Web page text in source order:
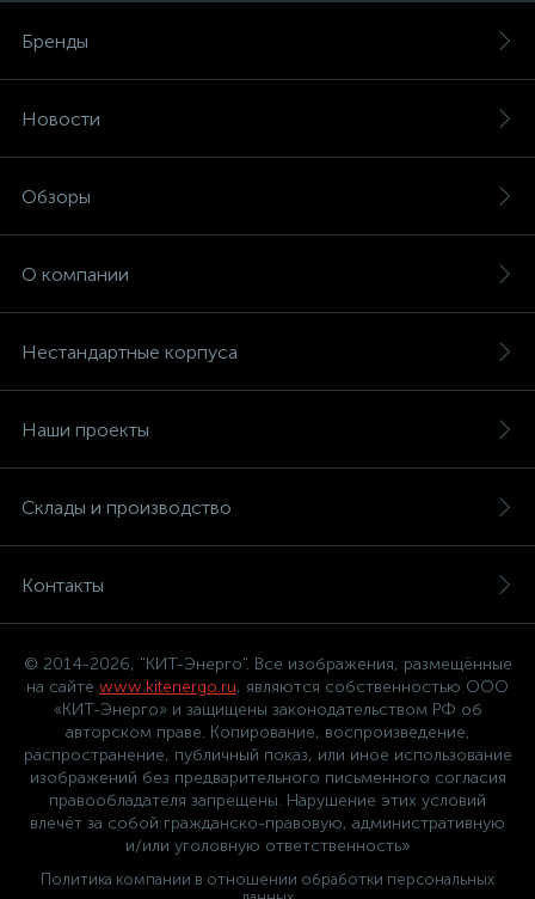
Бренды
Новости
Обзоры
О компании
Нестандартные корпуса
Наши проекты
Склады и производство
Контакты
© 2014-2026, "КИТ-Энерго". Все изображения, размещённые
на сайте www.kitenergo.ru, являются собственностью ООО
«КИТ-Энерго» и защищены законодательством РФ об
авторском праве. Копирование, воспроизведение,
распространение, публичный показ, или иное использование
изображений без предварительного письменного согласия
правообладателя запрещены. Нарушение этих условий
влечёт за собой гражданско-правовую, административную
и/или уголовную ответственность»
Политика компании в отношении обработки персональных